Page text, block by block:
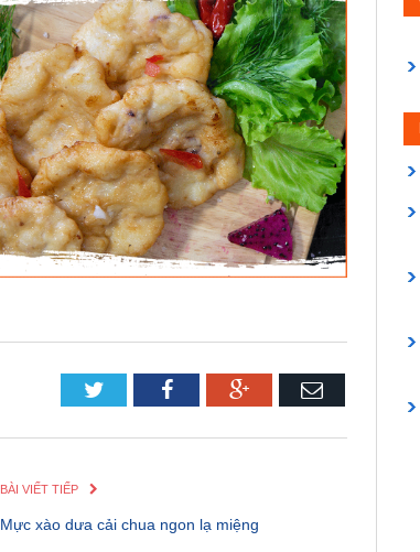
Twitter FacebookGoogle+Email
BÀI VIẾT TIẾP
Mực xào dưa cải chua ngon lạ miệng